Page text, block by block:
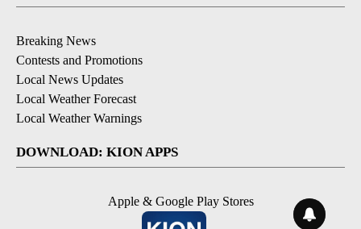
Breaking News
Contests and Promotions
Local News Updates
Local Weather Forecast
Local Weather Warnings
DOWNLOAD: KION APPS
Apple & Google Play Stores